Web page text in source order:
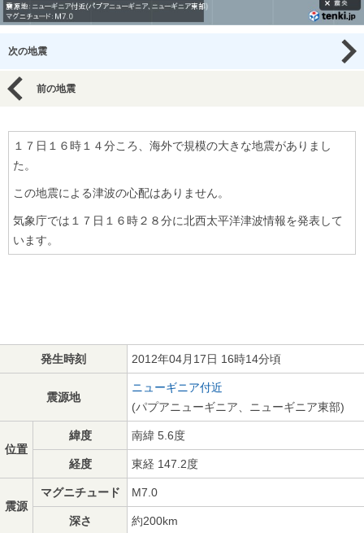
次の地震
前の地震
１７日１６時１４分ころ、海外で規模の大きな地震がありまし
た。
この地震による津波の心配はありません。
気象庁では１７日１６時２８分に北西太平洋津波情報を発表して
います。
発生時刻 2012年04月17日 16時14分頃
震源地
ニューギニア付近
(パプアニューギニア、ニューギニア東部)
位置
緯度 南緯 5.6度
経度 東経 147.2度
震源
マグニチュード M7.0
深さ 約200km